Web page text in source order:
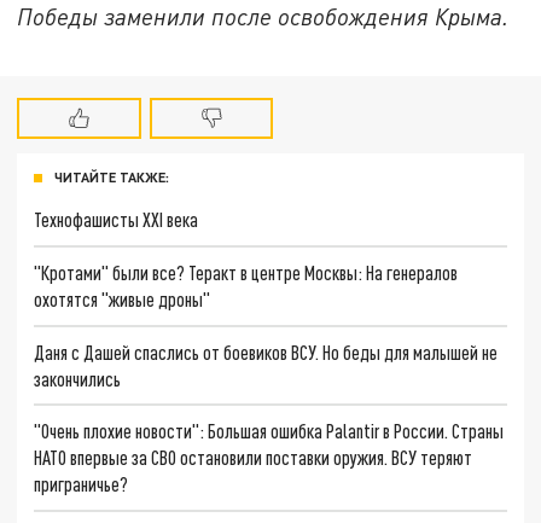
Победы заменили после освобождения Крыма.
ЧИТАЙТЕ ТАКЖЕ:
Технофашисты XXI века
"Кротами" были все? Теракт в центре Москвы: На генералов
охотятся "живые дроны"
Даня с Дашей спаслись от боевиков ВСУ. Но беды для малышей не
закончились
"Очень плохие новости": Большая ошибка Palantir в России. Страны
НАТО впервые за СВО остановили поставки оружия. ВСУ теряют
приграничье?